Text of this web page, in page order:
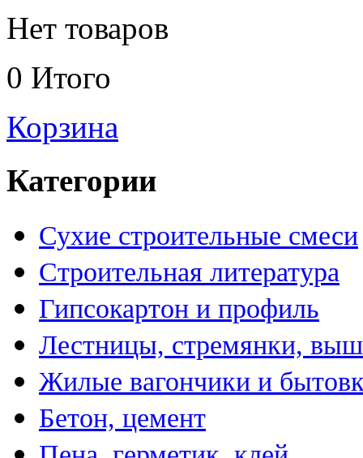
Нет товаров
0 Итого
Корзина
Категории
Сухие строительные смеси
Строительная литература
Гипсокартон и профиль
Лестницы, стремянки,
Жилые вагончики и
Бетон, цемент